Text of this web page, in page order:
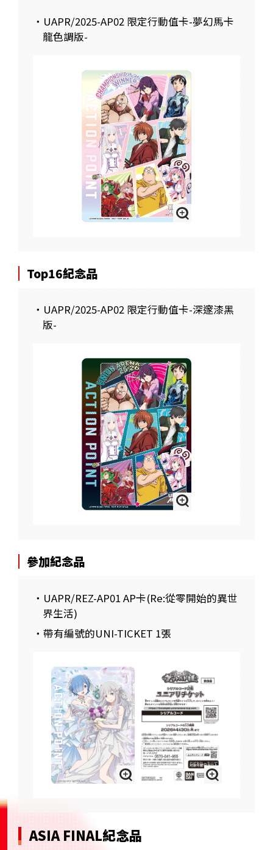
・UAPR/2025-AP02 限定行動值卡-夢幻馬卡
龍色調版-
Top16紀念品
・UAPR/2025-AP02 限定行動值卡-深邃漆黑
版-
參加紀念品
・UAPR/REZ-AP01 AP卡(Re:從零開始的異世
界生活)
・帶有編號的UNI-TICKET 1張
ASIA FINAL紀念品